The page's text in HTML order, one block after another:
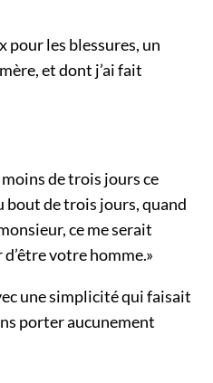
pour les blessures, un
et dont j’ai fait
moins de trois jours ce
bout de trois jours, quand
ce me serait
votre homme.»
une simplicité qui faisait
porter aucunement